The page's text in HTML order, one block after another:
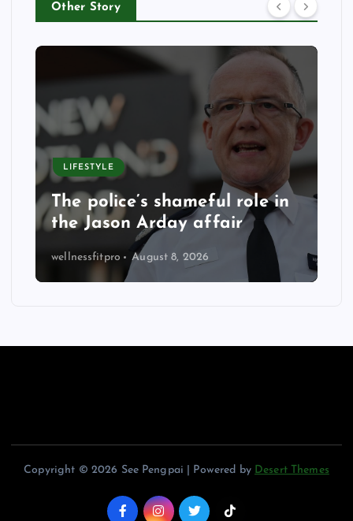
Other Story
LIFESTYLE
The police’s shameful role in
the Jason Arday affair
wellnessfitpro August 8, 2026
Copyright © 2026 See Pengpai | Powered by Desert Themes